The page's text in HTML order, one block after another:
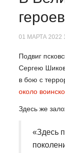
01 МАРТА 2022
Подвиг
Сергею
в бою с
около
Здесь же
«Здесь